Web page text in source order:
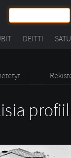
DEITTI